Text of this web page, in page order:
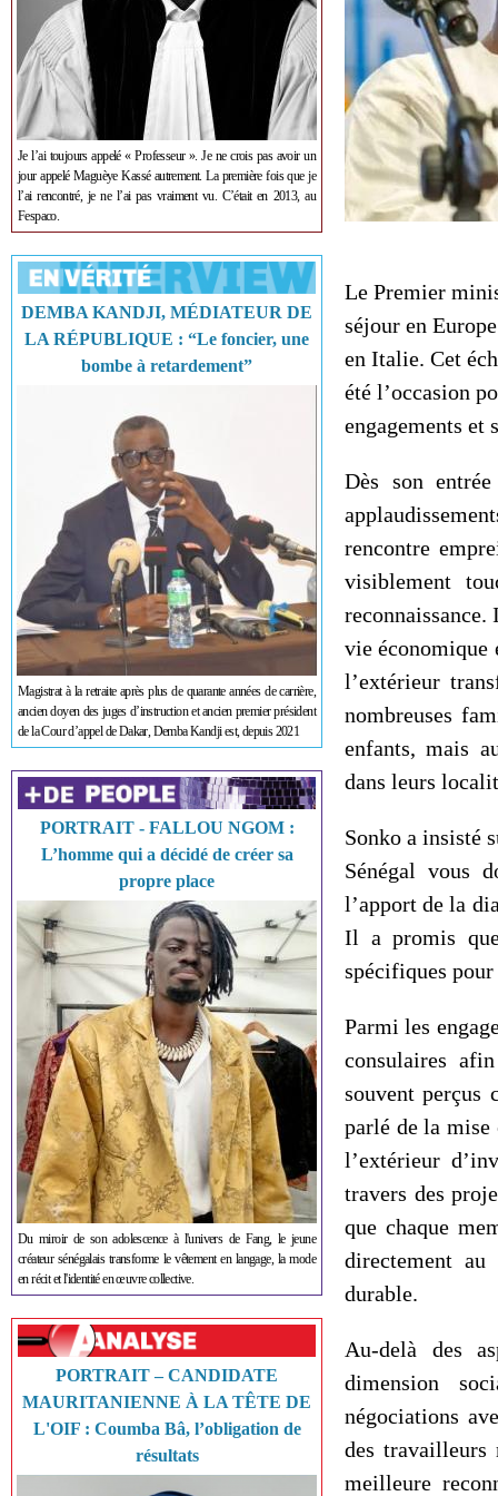
Je l’ai toujours appelé « Professeur ». Je ne crois pas avoir un
jour appelé Maguèye Kassé autrement. La première fois que je
l’ai rencontré, je ne l’ai pas vraiment vu. C’était en 2013, au
Fespaco.
DEMBA KANDJI, MÉDIATEUR DE
LA RÉPUBLIQUE : “Le foncier, une
bombe à retardement”
Magistrat à la retraite après plus de quarante années de carrière,
ancien doyen des juges d’instruction et ancien premier président
de la Cour d’appel de Dakar, Demba Kandji est, depuis 2021
PORTRAIT - FALLOU NGOM :
L’homme qui a décidé de créer sa
propre place
Du miroir de son adolescence à l'univers de Fang, le jeune
créateur sénégalais transforme le vêtement en langage, la mode
en récit et l'identité en œuvre collective.
PORTRAIT – CANDIDATE
MAURITANIENNE À LA TÊTE DE
L'OIF : Coumba Bâ, l’obligation de
résultats
Le Premier
séjour en
en Italie. Cet
été l’occasion
engagements et
Dès son
rencontre
visiblement
vie économique
l’extérieur
nombreuses
enfants, mais
dans leurs
Sonko a insisté
Sénégal vous
l’apport de la
Il a promis
spécifiques
Parmi les
consulaires
souvent perçus
parlé de la mise
l’extérieur
travers des
que chaque
directement
durable.
Au-delà des
dimension
négociations
des
meilleure